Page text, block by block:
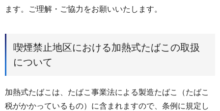
ます。ご理解・ご協力をお願いいたします。
喫煙禁止地区における加熱式たばこの取扱
について
加熱式たばこは、たばこ事業法による製造たばこ（たばこ
税がかかっているもの）に含まれますので、条例に規定し